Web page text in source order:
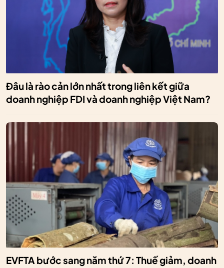
Đâu là rào cản lớn nhất trong liên kết giữa
doanh nghiệp FDI và doanh nghiệp Việt Nam?
EVFTA bước sang năm thứ 7: Thuế giảm, doanh